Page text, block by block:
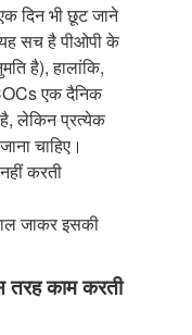
दिन भी छूट जाने
सच है पीओपी के
है), हालांकि,
एक दैनिक
लेकिन प्रत्येक
चाहिए।
करती
जाकर इसकी
तरह काम करती